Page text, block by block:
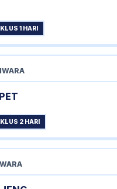
1 HARI
2 HARI